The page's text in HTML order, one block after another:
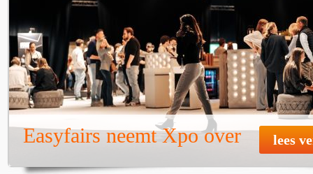
Easyfairs neemt Xpo over lees